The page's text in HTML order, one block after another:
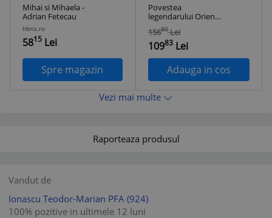
Mihai si Mihaela -
Adrian Fetecau
libris.ro
5815 Lei
Spre magazin
Povestea
legendarului Orient
Express
15690 Lei
10983Lei
Adauga in cos
Vezi mai multe
Raporteaza produsul
Vandut de
Ionascu Teodor-Marian PFA (924)
100% pozitive in ultimele 12 luni